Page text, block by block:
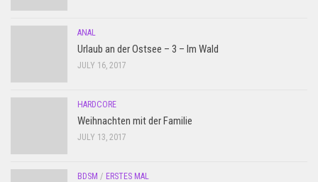
ANAL
Urlaub an der Ostsee – 3 – Im Wald
JULY 16, 2017
HARDCORE
Weihnachten mit der Familie
JULY 13, 2017
BDSM / ERSTES MAL